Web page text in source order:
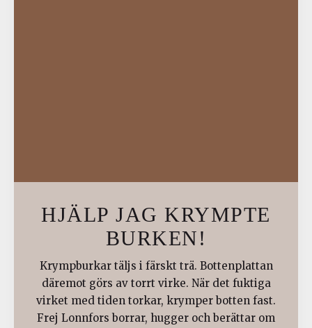
HJÄLP JAG KRYMPTE
BURKEN!
Krympburkar täljs i färskt trä. Bottenplattan
däremot görs av torrt virke. När det fuktiga
virket med tiden torkar, krymper botten fast.
Frej Lonnfors borrar, hugger och berättar om